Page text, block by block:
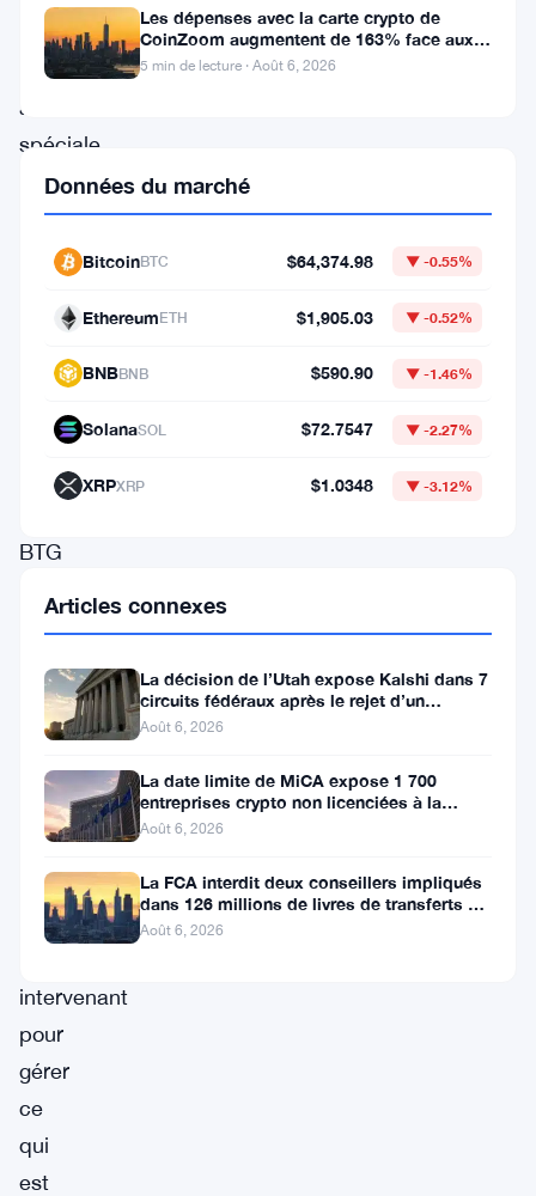
entrée
administration
spéciale
Louise
Longley
Cham
BTG
(Central)
LLP
ont
pris
les
rôles
d’administrateurs
spéciaux
intervenant
pour
gérer
ce
qui
est
Les dépenses avec la carte crypto de
CoinZoom augmentent de 163% face aux
factures de carburant et d’épicerie
5 min de lecture · Août 6, 2026
Données du marché
BitcoinBTC $64,374.98 ▼ -0.55%
EthereumETH $1,905.03 ▼ -0.52%
BNBBNB $590.90 ▼ -1.46%
SolanaSOL $72.7547 ▼ -2.27%
XRPXRP $1.0348 ▼ -3.12%
Articles connexes
La décision de l’Utah expose Kalshi dans 7
circuits fédéraux après le rejet d’un
bouclier fédéral
Août 6, 2026
La date limite de MiCA expose 1 700
entreprises crypto non licenciées à la
fraude par usurpation
Août 6, 2026
La FCA interdit deux conseillers impliqués
dans 126 millions de livres de transferts de
retraite
Août 6, 2026